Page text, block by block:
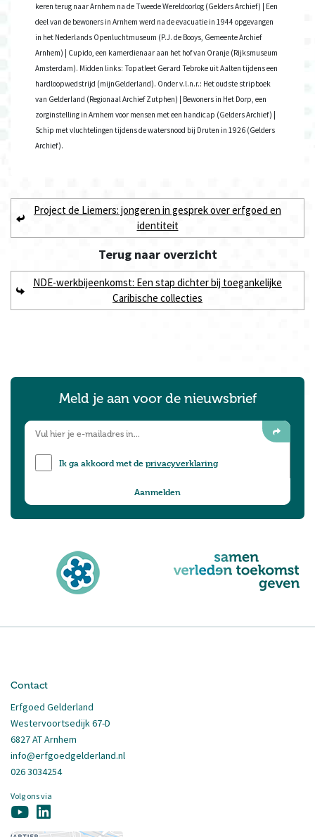
keren terug naar Arnhem na de Tweede Wereldoorlog (Gelders Archief) | Een
deel van de bewoners in Arnhem werd na de evacuatie in 1944 opgevangen
in het Nederlands Openluchtmuseum (P.J. de Booys, Gemeente Archief
Arnhem) | Cupido, een kamerdienaar aan het hof van Oranje (Rijksmuseum
Amsterdam). Midden links: Topatleet Gerard Tebroke uit Aalten tijdens een
hardloopwedstrijd (mijnGelderland). Onder v.l.n.r.: Het oudste stripboek
van Gelderland (Regionaal Archief Zutphen) | Bewoners in Het Dorp, een
zorginstelling in Arnhem voor mensen met een handicap (Gelders Archief) |
Schip met vluchtelingen tijdens de watersnood bij Druten in 1926 (Gelders
Archief).
Project de Liemers: jongeren in gesprek over erfgoed en
identiteit
Terug naaroverzicht
NDE-werkbijeenkomst: Een stap dichter bij toegankelijke
Caribische collecties
Meld je aan voor de nieuwsbrief
Ik ga akkoord met deprivacyverklaring
Contact
Erfgoed Gelderland
Westervoortsedijk 67-D
6827 AT Arnhem
info@erfgoedgelderland.nl
026 3034254
Volg ons via